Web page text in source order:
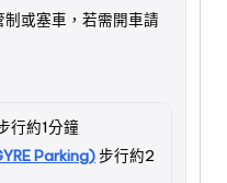
或塞車，若需開車請
行約1分鐘
Parking)步行約2